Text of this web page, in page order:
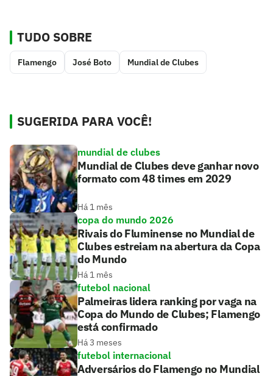
TUDO SOBRE
Flamengo José Boto Mundial de Clubes
SUGERIDA PARA VOCÊ!
mundial de clubes
Mundial de Clubes deve ganhar novo
formato com 48 times em 2029
Há 1 mês
copa do mundo 2026
Rivais do Fluminense no Mundial de
Clubes estreiam na abertura da Copa
do Mundo
Há 1 mês
futebol nacional
Palmeiras lidera ranking por vaga na
Copa do Mundo de Clubes; Flamengo
está confirmado
Há 3 meses
futebol internacional
Adversários do Flamengo no Mundial